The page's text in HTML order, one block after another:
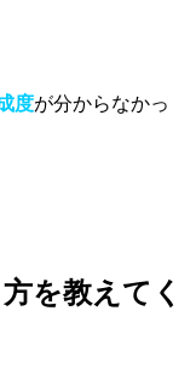
度が分からなかっ
を教えてく